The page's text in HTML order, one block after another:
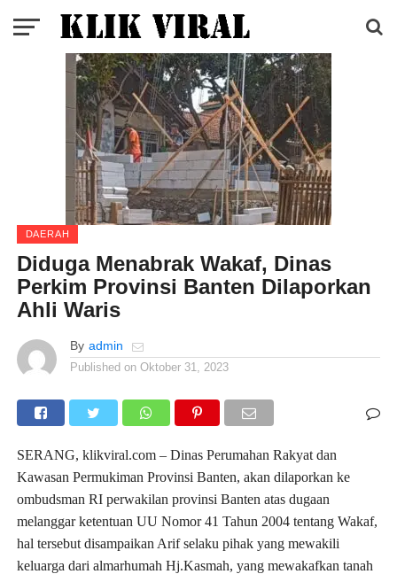
DAERAH
Diduga Menabrak Wakaf, Dinas
Perkim Provinsi Banten Dilaporkan
Ahli Waris
By admin
Published on Oktober 31, 2023
SERANG, klikviral.com – Dinas Perumahan Rakyat dan
Kawasan Permukiman Provinsi Banten, akan dilaporkan ke
ombudsman RI perwakilan provinsi Banten atas dugaan
melanggar ketentuan UU Nomor 41 Tahun 2004 tentang Wakaf,
hal tersebut disampaikan Arif selaku pihak yang mewakili
keluarga dari almarhumah Hj.Kasmah, yang mewakafkan tanah